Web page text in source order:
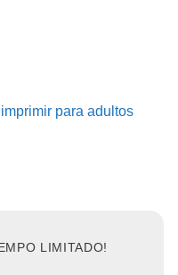
para adultos
LIMITADO!